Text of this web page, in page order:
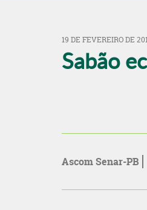
19 DE FEVEREIRO DE
Sabão
Ascom Senar-PB